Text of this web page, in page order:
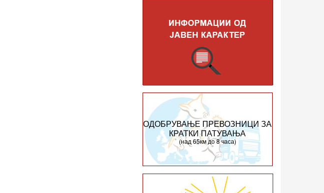
ОДОБРУВАЊЕ ПРЕВОЗНИЦИ ЗА
КРАТКИ ПАТУВАЊА
(над 65км до 8 часа)